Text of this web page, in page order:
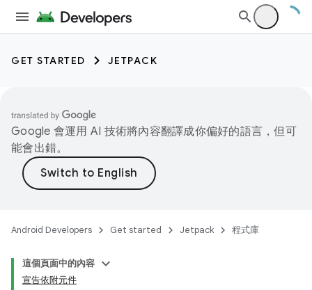
GET STARTED JETPACK
Google 會運用 AI 技術將內容翻譯成你偏好的語言，但可
能會出錯。
Android Developers Get started Jetpack 程式庫
這個頁面中的內容
宣告依附元件